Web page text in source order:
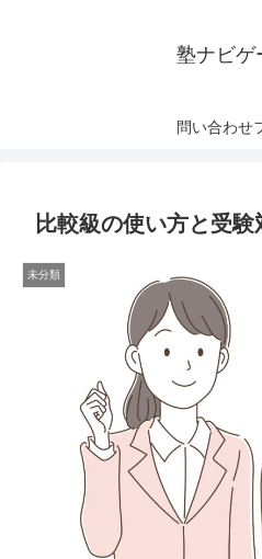
塾ナビゲ
問い合わせ
比較級の使い方と受
未分類